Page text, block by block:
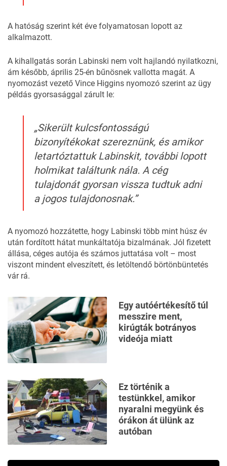
A hatóság szerint két éve folyamatosan lopott az
alkalmazott.
A kihallgatás során Labinski nem volt hajlandó nyilatkozni,
ám később, április 25-én bűnösnek vallotta magát. A
nyomozást vezető Vince Higgins nyomozó szerint az ügy
példás gyorsasággal zárult le:
„Sikerült kulcsfontosságú
bizonyítékokat szereznünk, és amikor
letartóztattuk Labinskit, további lopott
holmikat találtunk nála. A cég
tulajdonát gyorsan vissza tudtuk adni
a jogos tulajdonosnak.”
A nyomozó hozzátette, hogy Labinski több mint húsz év
után fordított hátat munkáltatója bizalmának. Jól fizetett
állása, céges autója és számos juttatása volt – most
viszont mindent elveszített, és letöltendő börtönbüntetés
vár rá.
Egy autóértékesítő túl
messzire ment,
kirúgták botrányos
videója miatt
Ez történik a
testünkkel, amikor
nyaralni megyünk és
órákon át ülünk az
autóban